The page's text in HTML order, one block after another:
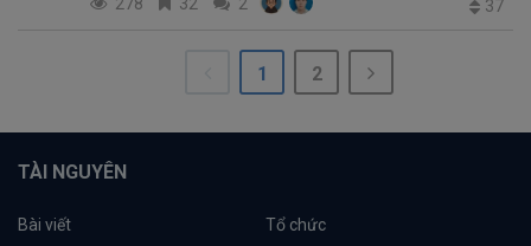
37
1 2
TÀI NGUYÊN
Bài viết Tổ chức